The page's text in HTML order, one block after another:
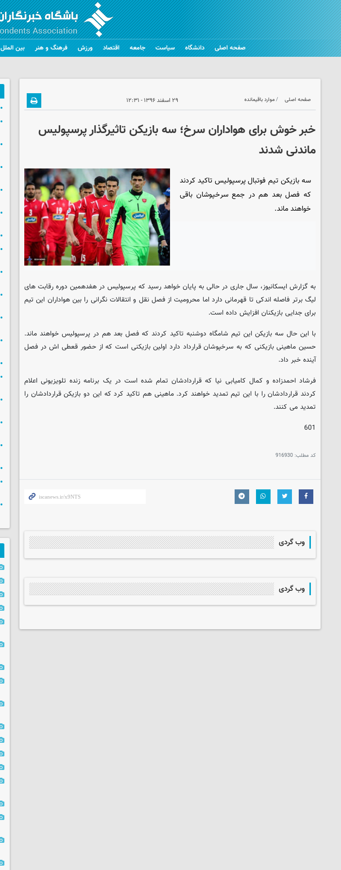
صفحه اصلی دانشگاه سیاست جامعه اقتصاد ورزش فرهنگ و هنر بین الملل
صفحه اصلی موارد باقیمانده ۲۹ اسفند ۱۳۹۶ - ۱۲:۳۱
خبر خوش برای هواداران سرخ؛ سه بازیکن تاثیرگذار پرسپولیس
ماندنی شدند
سه بازیکن تیم فوتبال پرسپولیس تاکید کردند
که فصل بعد هم در جمع سرخپوشان باقی
خواهند ماند.
به گزارش ایسکانیوز، سال جاری در حالی به پایان خواهد رسید که پرسپولیس در هفدهمین دوره رقابت های
لیگ برتر فاصله اندکی تا قهرمانی دارد اما محرومیت از فصل نقل و انتقالات نگرانی را بین هواداران این تیم
برای جدایی بازیکنان افزایش داده است.
با این حال سه بازیکن این تیم شامگاه دوشنبه تاکید کردند که فصل بعد هم در پرسپولیس خواهند ماند.
حسین ماهینی بازیکنی که به سرخپوشان قرارداد دارد اولین بازیکنی است که از حضور قعطی اش در فصل
آینده خبر داد.
فرشاد احمدزاده و کمال کامیابی نیا که قراردادشان تمام شده است در یک برنامه زنده تلویزیونی اعلام
کردند قراردادشان را با این تیم تمدید خواهند کرد. ماهینی هم تاکید کرد که این دو بازیکن قراردادشان را
تمدید می کنند.
601
کد مطلب: 916930
وب گردی
وب گردی